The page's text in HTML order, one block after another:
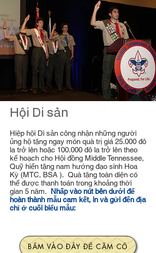
Hội Di sản
Hiệp hội Di sản công nhận những người
ủng hộ tặng ngay món quà trị giá 25.000 đô
la trở lên hoặc 100.000 đô la trở lên theo
kế hoạch cho Hội đồng Middle Tennessee,
Quỹ hiến tặng nam hướng đạo sinh Hoa
Kỳ (MTC, BSA ). Quà tặng toàn diện có
thể được thanh toán trong khoảng thời
gian 5 năm. Nhấp vào nút bên dưới để
hoàn thành mẫu cam kết, in và gửi đến địa
chỉ ở cuối biểu mẫu:
BẤM VÀO ĐÂY ĐỂ CẦM CỐ